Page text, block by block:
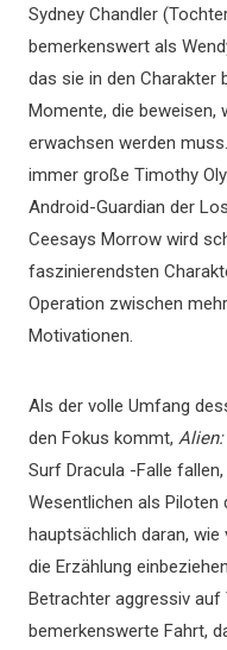
Sydney Chandler
bemerkenswert als
das sie in den Charakter
Momente, die beweisen,
erwachsen werden
immer große Timothy
Android-Guardian der
Ceesays Morrow wird
faszinierendsten
Operation zwischen
Motivationen.
Als der volle Umfang
den Fokus kommt, Alien:
Surf Dracula -Falle
Wesentlichen als Piloten
hauptsächlich daran, wie
die Erzählung
Betrachter aggressiv auf
bemerkenswerte Fahrt,